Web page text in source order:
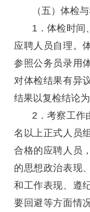
（五）体检
1．体检时间
应聘人员自理。
参照公务员录用
对体检结果有异
结果以复检结论为
2．考察工作
名以上正式人员
合格的应聘人员
的思想政治表现
和工作表现、遵
要回避等方面情